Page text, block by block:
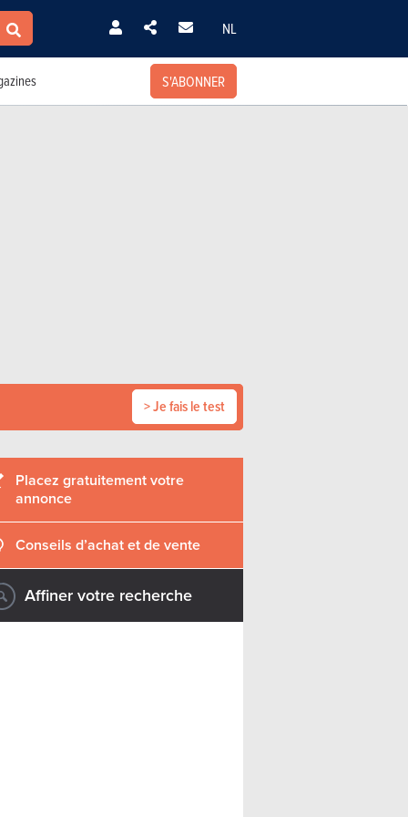
NL
S'ABONNER
> Je fais le test
Placez gratuitement votre
annonce
Conseils d’achat et de vente
Affiner votre recherche